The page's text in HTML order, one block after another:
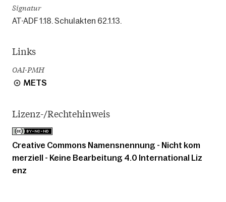
Signatur
AT-ADF 1.18. Schulakten 62.1.13.
Links
OAI-PMH
METS
Lizenz-/Rechtehinweis
Creative Commons Namensnennung - Nicht kom
merziell - Keine Bearbeitung 4.0 International Liz
enz